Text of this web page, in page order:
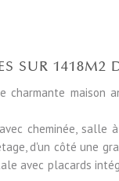
SUR 1418M2
charmante
cheminée, salle
d'un côté une
avec placards